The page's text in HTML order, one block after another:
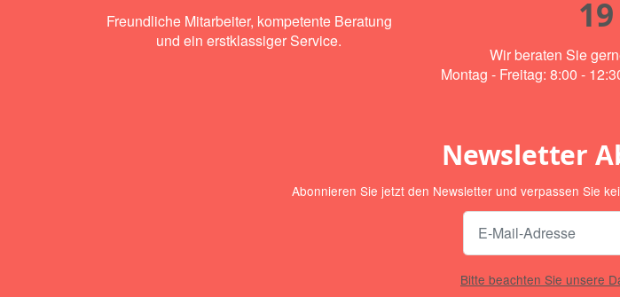
Freundliche Mitarbeiter, kompetente Beratung
und ein erstklassiger Service.
19
Wir beraten Sie
Montag - Freitag: 8:00 -
Newsletter
Abonnieren Sie jetzt den Newsletter und verpassen Sie
Bitte beachten Sie unsere